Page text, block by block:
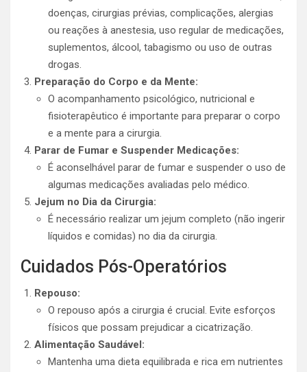
doenças, cirurgias prévias, complicações, alergias
ou reações à anestesia, uso regular de medicações,
suplementos, álcool, tabagismo ou uso de outras
drogas.
Preparação do Corpo e da Mente:
O acompanhamento psicológico, nutricional e
fisioterapêutico é importante para preparar o corpo
e a mente para a cirurgia.
Parar de Fumar e Suspender Medicações:
É aconselhável parar de fumar e suspender o uso de
algumas medicações avaliadas pelo médico.
Jejum no Dia da Cirurgia:
É necessário realizar um jejum completo (não ingerir
líquidos e comidas) no dia da cirurgia.
Cuidados Pós-Operatórios
Repouso:
O repouso após a cirurgia é crucial. Evite esforços
físicos que possam prejudicar a cicatrização.
Alimentação Saudável:
Mantenha uma dieta equilibrada e rica em nutrientes